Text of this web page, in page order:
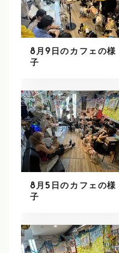
8月9日のカフェの様
子
8月5日のカフェの様
子